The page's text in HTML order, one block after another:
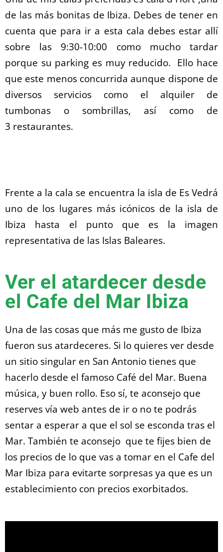
de las más bonitas de Ibiza. Debes de tener en
cuenta que para ir a esta cala debes estar allí
sobre las 9:30-10:00 como mucho tardar
porque su parking es muy reducido. Ello hace
que este menos concurrida aunque dispone de
diversos servicios como el alquiler de
tumbonas o sombrillas, así como de
3 restaurantes.
Frente a la cala se encuentra la isla de Es Vedrá
uno de los lugares más icónicos de la isla de
Ibiza hasta el punto que es la imagen
representativa de las Islas Baleares.
Ver el atardecer desde
el Cafe del Mar Ibiza
Una de las cosas que más me gusto de Ibiza
fueron sus atardeceres. Si lo quieres ver desde
un sitio singular en San Antonio tienes que
hacerlo desde el famoso Café del Mar. Buena
música, y buen rollo. Eso sí, te aconsejo que
reserves vía web antes de ir o no te podrás
sentar a esperar a que el sol se esconda tras el
Mar. También te aconsejo que te fijes bien de
los precios de lo que vas a tomar en el Cafe del
Mar Ibiza para evitarte sorpresas ya que es un
establecimiento con precios exorbitados.